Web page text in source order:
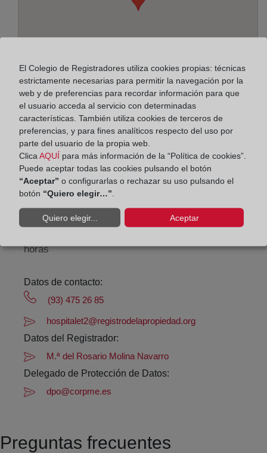
Dirección:
Sevilla, 11-13,2º-2ª, 8940
Horario:
Agosto: De lunes a viernes de 09:00 a 14:00 horas
horas
Datos de contacto:
(93) 475 26 85
hospitalet2@registrodelapropiedad.org
Datos del Registrador:
M.ª del Rosario Molina Navarro
Delegado de Protección de Datos:
dpo@corpme.es
Preguntas frecuentes
El Colegio de Registradores utiliza cookies propias: técnicas
estrictamente necesarias para permitir la navegación por la
web y de preferencias para recordar información para que
el usuario acceda al servicio con determinadas
características. También utiliza cookies de terceros de
preferencias, y para fines analíticos respecto del uso por
parte del usuario de la propia web.
Clica AQUÍ para más información de la “Política de cookies”.
Puede aceptar todas las cookies pulsando el botón
“Aceptar” o configurarlas o rechazar su uso pulsando el
botón “Quiero elegir…”
Quiero elegir... Aceptar